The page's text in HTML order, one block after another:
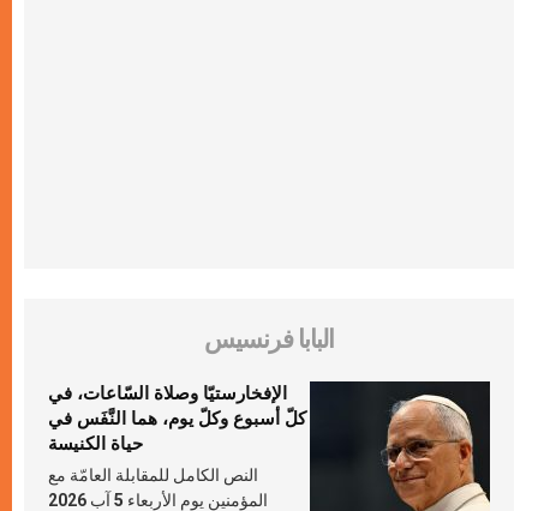
البابا فرنسيس
الإفخارستيّا وصلاة السّاعات، في
كلّ أسبوع وكلّ يوم، هما النَّفَس في
حياة الكنيسة
النص الكامل للمقابلة العامّة مع
المؤمنين يوم الأربعاء 5 آب 2026